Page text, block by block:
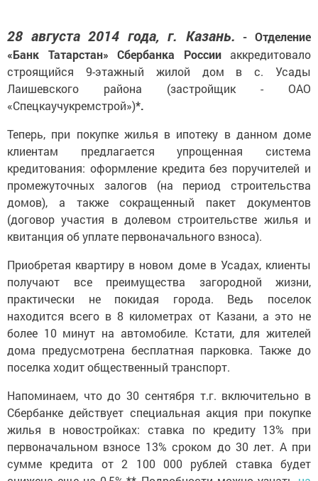
28 августа 2014 года, г. Казань. - Отделение
«Банк Татарстан» Сбербанка Россииаккредитовало
строящийся 9-этажный жилой дом в с. Усады
Лаишевского района (застройщик - ОАО
«Спецкаучукремстрой»)*.
Теперь, при покупке жилья в ипотеку в данном доме
клиентам предлагается упрощенная система
кредитования: оформление кредита без поручителей и
промежуточных залогов (на период строительства
домов), а также сокращенный пакет документов
(договор участия в долевом строительстве жилья и
квитанция об уплате первоначального взноса).
Приобретая квартиру в новом доме в Усадах, клиенты
получают все преимущества загородной жизни,
практически не покидая города. Ведь поселок
находится всего в 8 километрах от Казани, а это не
более 10 минут на автомобиле. Кстати, для жителей
дома предусмотрена бесплатная парковка. Также до
поселка ходит общественный транспорт.
Напоминаем, что до 30 сентября т.г. включительно в
Сбербанке действует специальная акция при покупке
жилья в новостройках: ставка по кредиту 13% при
первоначальном взносе 13% сроком до 30 лет. А при
сумме кредита от 2 100 000 рублей ставка будет